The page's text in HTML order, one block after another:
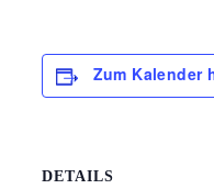
Zum Kalender
DETAILS